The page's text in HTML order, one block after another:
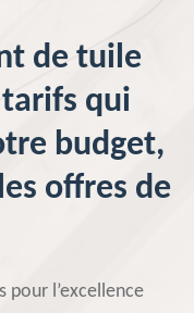
de tuile
qui
budget,
offres de
pour l’excellence